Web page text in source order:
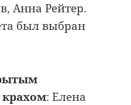
Анна Рейтер.
был выбран
: Елена